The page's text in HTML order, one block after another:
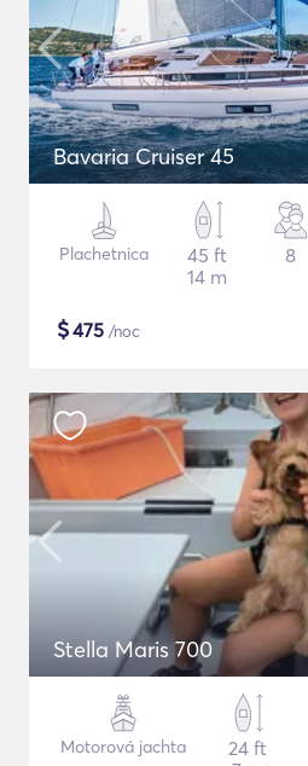
Bavaria Cruiser 45
Plachetnica
45 ft
14 m
8
$475 /noc
Stella Maris 700
Motorová jachta
24 ft